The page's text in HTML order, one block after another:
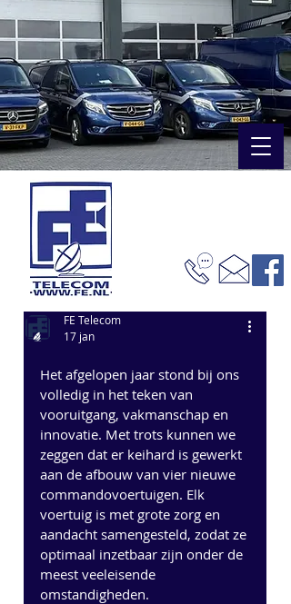
FE Telecom
17 jan
Het afgelopen jaar stond bij ons
volledig in het teken van
vooruitgang, vakmanschap en
innovatie. Met trots kunnen we
zeggen dat er keihard is gewerkt
aan de afbouw van vier nieuwe
commandovoertuigen. Elk
voertuig is met grote zorg en
aandacht samengesteld, zodat ze
optimaal inzetbaar zijn onder de
meest veeleisende
omstandigheden.